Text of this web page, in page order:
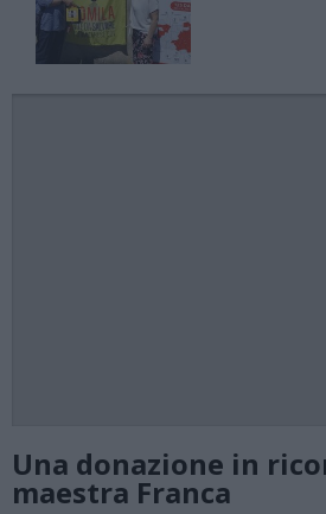
Una donazione in
maestra Franca